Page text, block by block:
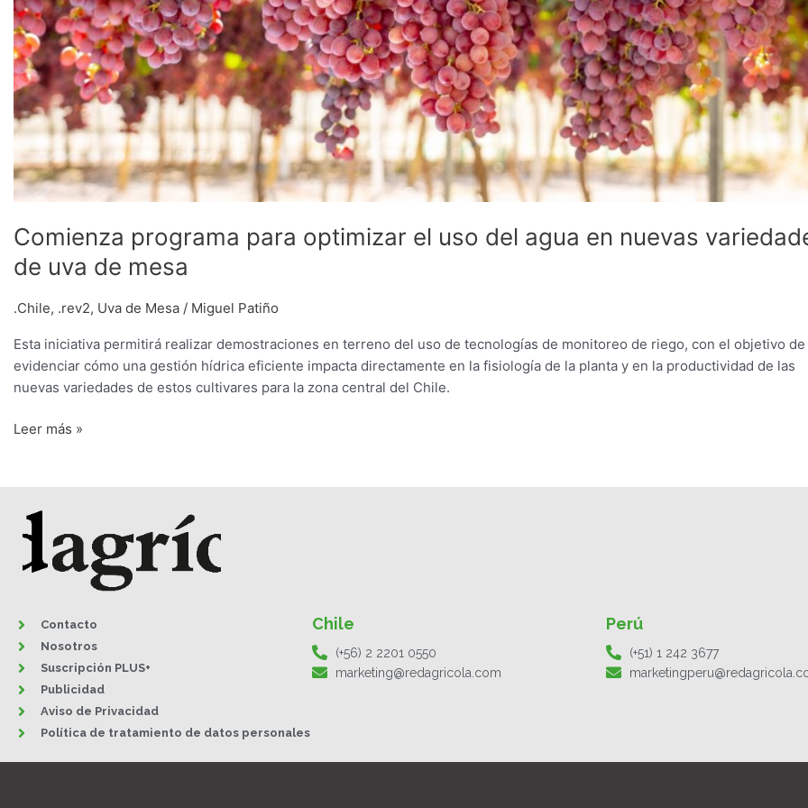
Comienza programa para optimizar el uso del agua en nuevas
de uva de mesa
.Chile, .rev2, Uva de Mesa / Miguel Patiño
Esta iniciativa permitirá realizar demostraciones en terreno del uso de tecnologías de monitoreo de riego, con el objetivo de
evidenciar cómo una gestión hídrica eficiente impacta directamente en la fisiología de la planta y en la productividad de las
nuevas variedades de estos cultivares para la zona central del Chile.
Leer más »
Contacto
Nosotros
Suscripción PLUS+
Publicidad
Aviso de Privacidad
Política de tratamiento de datos personales
Chile
(+56) 2 2201 0550
marketing@redagricola.com
Perú
(+51) 1 242 3677